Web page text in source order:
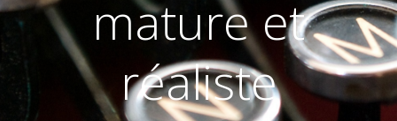
mature et
réaliste